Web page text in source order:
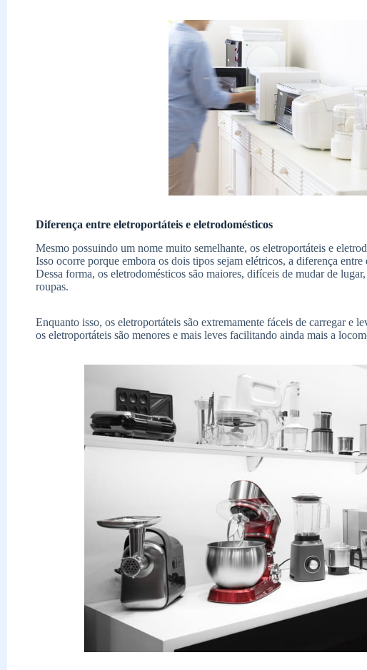
Diferença entre eletroportáteis e eletrodomésticos
Mesmo possuindo um nome muito semelhante, os eletroportáteis e
Isso ocorre porque embora os dois tipos sejam elétricos, a diferença
Dessa forma, os eletrodomésticos são maiores, difíceis de mudar de
roupas.
Enquanto isso, os eletroportáteis são extremamente fáceis de carregar e
os eletroportáteis são menores e mais leves facilitando ainda mais a